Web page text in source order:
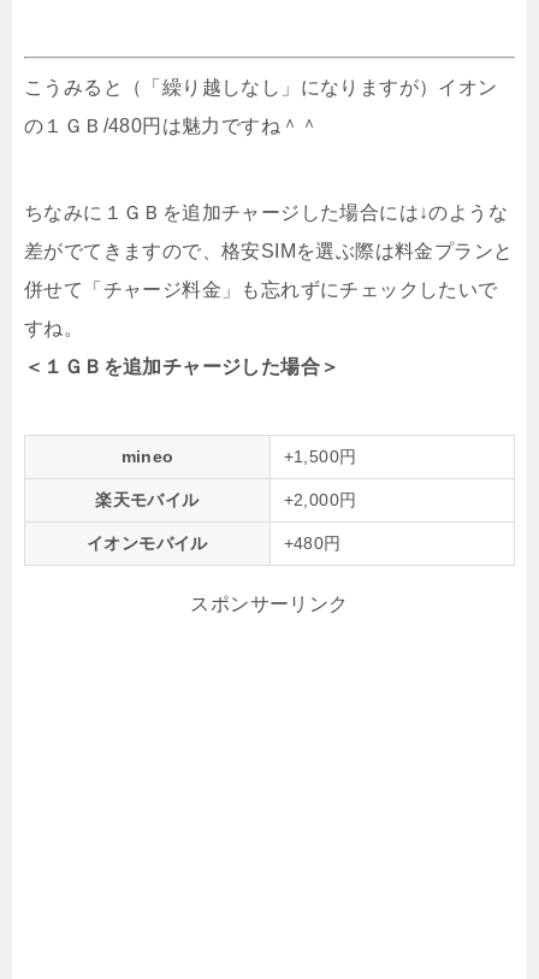
こうみると（「繰り越しなし」になりますが）イオン
の１ＧＢ/480円は魅力ですね＾＾
ちなみに１ＧＢを追加チャージした場合には↓のような
差がでてきますので、格安SIMを選ぶ際は料金プランと
併せて「チャージ料金」も忘れずにチェックしたいで
すね。
＜１ＧＢを追加チャージした場合＞
mineo +1,500円
楽天モバイル +2,000円
イオンモバイル +480円
スポンサーリンク